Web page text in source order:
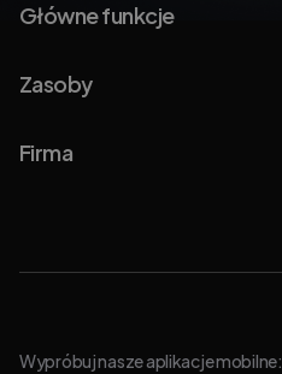
Główne funkcje
Zasoby
Firma
Wypróbuj nasze aplikacje mobilne: